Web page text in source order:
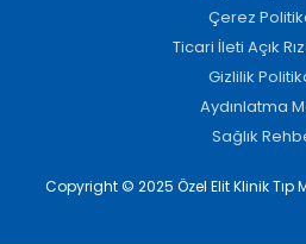
Çerez
Ticari İleti Açık
Gizlilik
Aydınlatma
Sağlık
Copyright © 2025 Özel Elit Klinik Tıp